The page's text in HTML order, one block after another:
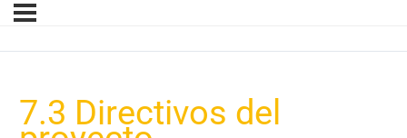
7.3 Directivos del